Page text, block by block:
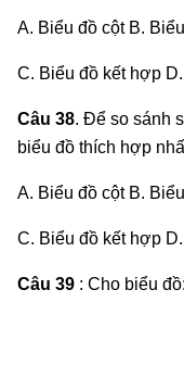
A. Biểu đồ cột B.
C. Biểu đồ kết hợp
Câu 38. Để so sánh
biểu đồ thích hợp
A. Biểu đồ cột B.
C. Biểu đồ kết hợp
Câu 39 : Cho biểu đồ: